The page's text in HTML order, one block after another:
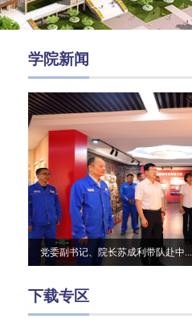
学院新闻
党委副书记、院长苏成利带队赴中...
下载专区